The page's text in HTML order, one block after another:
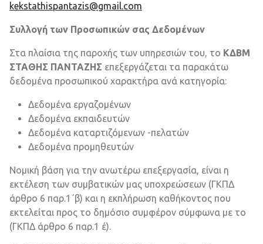
kekstathispantazis@gmail.com
Συλλογή των Προσωπικών σας Δεδομένων
Στα πλαίσια της παροχής των υπηρεσιών του, το ΚΔΒΜ
ΣΤΑΘΗΣ ΠΑΝΤΑΖΗΣ επεξεργάζεται τα παρακάτω
δεδομένα προσωπικού χαρακτήρα ανά κατηγορία:
Δεδομένα εργαζομένων
Δεδομένα εκπαιδευτών
Δεδομένα καταρτιζόμενων -πελατών
Δεδομένα προμηθευτών
Νομική βάση για την ανωτέρω επεξεργασία, είναι η
εκτέλεση των συμβατικών μας υποχρεώσεων (ΓΚΠΔ
άρθρο 6 παρ.1΄β) και η εκπλήρωση καθήκοντος που
εκτελείται προς το δημόσιο συμφέρον σύμφωνα με το
(ΓΚΠΔ άρθρο 6 παρ.1 έ).